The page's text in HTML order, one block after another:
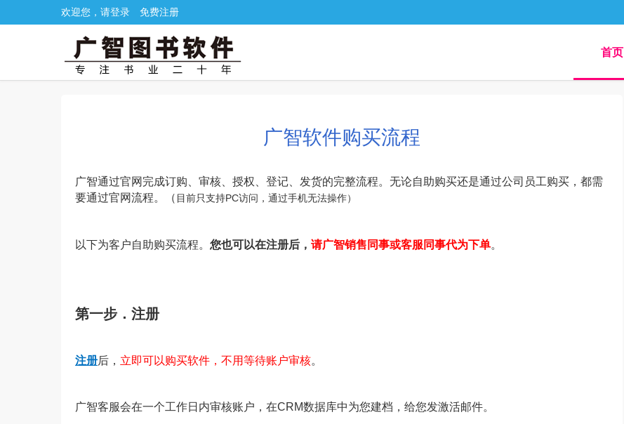
欢迎您，请登录 免费注册
首页
广智软件购买流程
广智通过官网完成订购、审核、授权、登记、发货的完整流程。无论自助购买还是通过公司员工购买，都需
要通过官网流程。（ 目前只支持PC访问，通过手机无法操作）
以下为客户自助购买流程。 您也可以在注册后， 请广智销售同事或客服同事代为下单。
第一步．注册
注册后， 立即可以购买软件，不用等待账户审核。
广智客服会在一个工作日内审核账户，在CRM数据库中为您建档，给您发激活邮件。